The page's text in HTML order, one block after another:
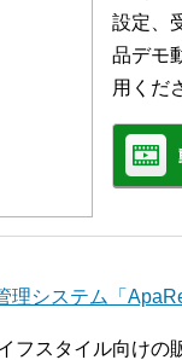
設定、
品デモ
用くだ
システム「
フスタイル向け